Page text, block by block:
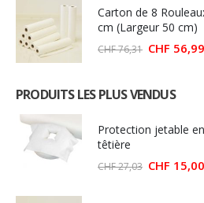
CHF
Carton de 8
cm (Largeur 50 cm)
CHF76,31 Le
CHF 76,31.
CHF 56,99
PRODUITS LES PLUS VENDUS
Protection jetable
têtière
CHF27,03 Le
CHF 15,00